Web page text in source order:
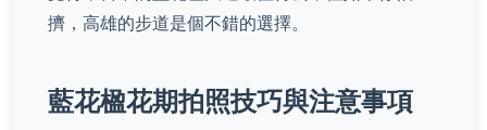
擠，高雄的步道是個不錯的選擇。
藍花楹花期拍照技巧與注意事項